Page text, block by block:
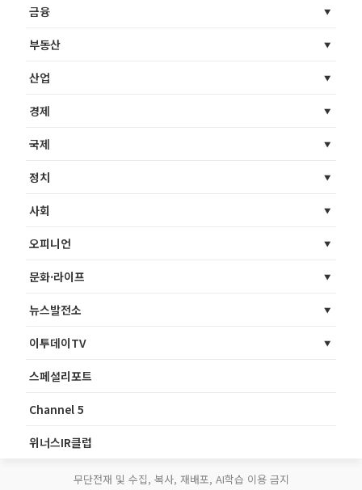
금융
부동산
산업
경제
국제
정치
사회
오피니언
문화·라이프
뉴스발전소
이투데이TV
스페셜리포트
Channel 5
위너스IR클럽
무단전재 및 수집, 복사, 재배포, AI학습 이용 금지